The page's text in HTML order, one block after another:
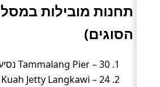
תחנות מובילות
הסוגים)
Tammalang Pier – 30 נסיעות (כ־30%).
Kuah Jetty Langkawi – 24 נסיעות (כ־24%).